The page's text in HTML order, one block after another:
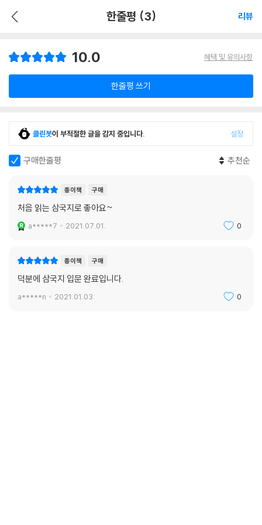
한줄평 (3) 리뷰
10.0 혜택 및 유의사항
한줄평 쓰기
클린봇이 부적절한 글을 감지 중입니다. 설정
구매한줄평 추천순
종이책 구매
처음 읽는 삼국지로 좋아요~
a*****7 2021.07.01. 0
종이책 구매
덕분에 삼국지 입문 완료입니다.
a*****n 2021.01.03. 0